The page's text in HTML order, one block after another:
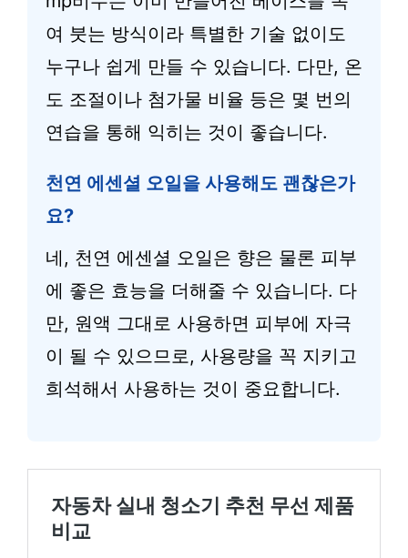
여 붓는 방식이라 특별한 기술 없이도
누구나 쉽게 만들 수 있습니다. 다만, 온
도 조절이나 첨가물 비율 등은 몇 번의
연습을 통해 익히는 것이 좋습니다.
천연 에센셜 오일을 사용해도 괜찮은가
요?
네, 천연 에센셜 오일은 향은 물론 피부
에 좋은 효능을 더해줄 수 있습니다. 다
만, 원액 그대로 사용하면 피부에 자극
이 될 수 있으므로, 사용량을 꼭 지키고
희석해서 사용하는 것이 중요합니다.